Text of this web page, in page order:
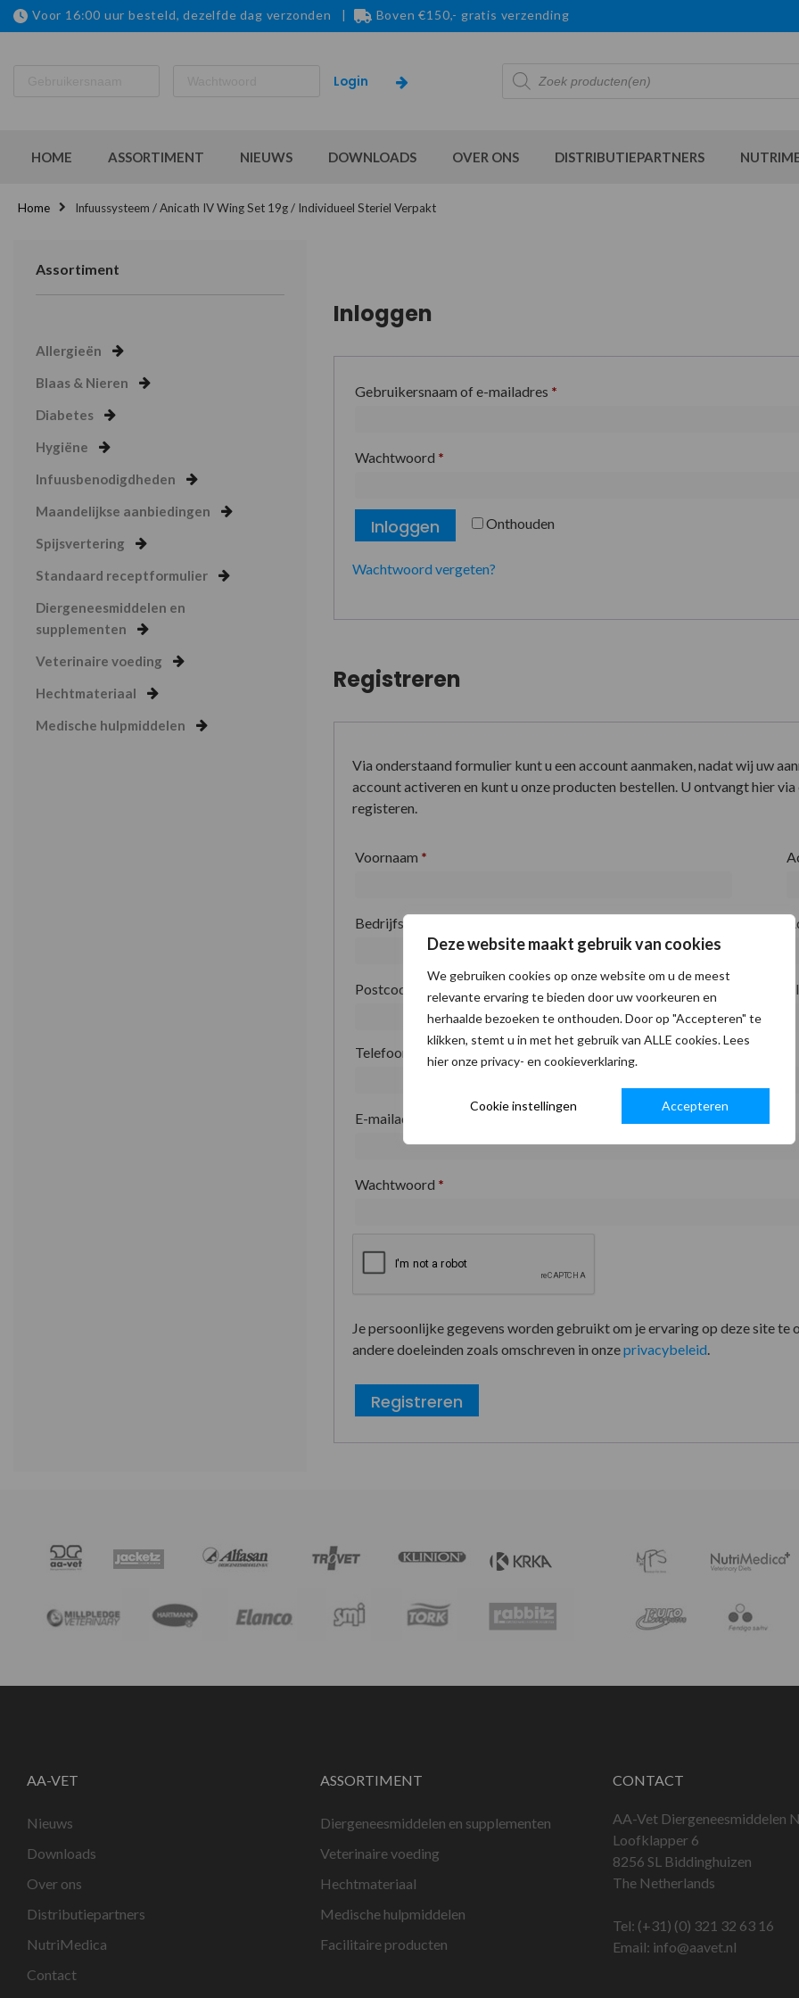
Deze website maakt gebruik van cookies
We gebruiken cookies op onze website om u de meest
relevante ervaring te bieden door uw voorkeuren en
herhaalde bezoeken te onthouden. Door op "Accepteren" te
klikken, stemt u in met het gebruik van ALLE cookies. Lees
hier onze privacy- en cookieverklaring.
Cookie instellingen Accepteren
Voor 16:00 uur besteld, dezelfde dag verzonden | Boven €150,- gratis verzending
Producten
zoeken
HOME ASSORTIMENT NIEUWS DOWNLOADS OVER ONS DISTRIBUTIEPARTNERS
Home Infuussysteem / Anicath IV Wing Set 19g / Individueel Steriel Verpakt
Assortiment
Allergieën
Blaas & Nieren
Diabetes
Hygiëne
Infuusbenodigdheden
Maandelijkse aanbiedingen
Spijsvertering
Standaard receptformulier
Diergeneesmiddelen en
supplementen
Veterinaire voeding
Hechtmateriaal
Medische hulpmiddelen
Inloggen
Gebruikersnaam of e-mailadres *
Wachtwoord *
Onthouden
Inloggen
Wachtwoord vergeten?
Registreren
Via onderstaand formulier kunt u een account aanmaken, nadat wij uw
account activeren en kunt u onze producten bestellen. U ontvangt hier
registeren.
Voornaam *
Bedrijfsnaam
Postcode
Telefoon
E-mailadres
Wachtwoord *
Je persoonlijke gegevens worden gebruikt om je ervaring op deze site
andere doeleinden zoals omschreven in onzeprivacybeleid
Registreren
AA-VET
Nieuws
Downloads
Over ons
Distributiepartners
NutriMedica
Contact
ASSORTIMENT
Diergeneesmiddelen en supplementen
Veterinaire voeding
Hechtmateriaal
Medische hulpmiddelen
Facilitaire producten
CONTACT
AA-Vet Diergeneesmiddelen
Loofklapper 6
8256 SL Biddinghuizen
The Netherlands
Tel: (+31) (0) 321 32 63 16
Email: info@aavet.nl